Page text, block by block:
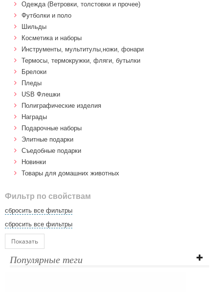
Одежда (Ветровки, толстовки и прочее)
Футболки и поло
Шильды
Косметика и наборы
Инструменты, мультитулы,ножи, фонари
Термосы, термокружки, фляги, бутылки
Брелоки
Пледы
USB Флешки
Полиграфические изделия
Награды
Подарочные наборы
Элитные подарки
Cъедобные подарки
Новинки
Товары для домашних животных
Фильтр по свойствам
сбросить все фильтры
сбросить все фильтры
Показать
Популярные теги